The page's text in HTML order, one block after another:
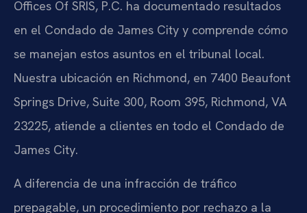
Offices Of SRIS, P.C. ha documentado resultados
en el Condado de James City y comprende cómo
se manejan estos asuntos en el tribunal local.
Nuestra ubicación en Richmond, en 7400 Beaufont
Springs Drive, Suite 300, Room 395, Richmond, VA
23225, atiende a clientes en todo el Condado de
James City.
A diferencia de una infracción de tráfico
prepagable, un procedimiento por rechazo a la